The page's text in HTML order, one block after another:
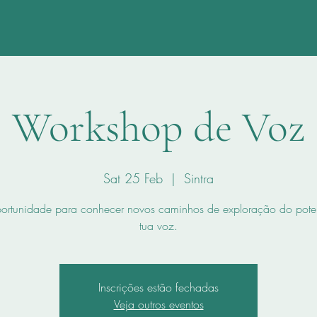
Workshop de Voz
Sat 25 Feb
  |
Sintra
para conhecer novos caminhos de exploração do
tua voz.
Inscrições estão fechadas
Veja outros eventos